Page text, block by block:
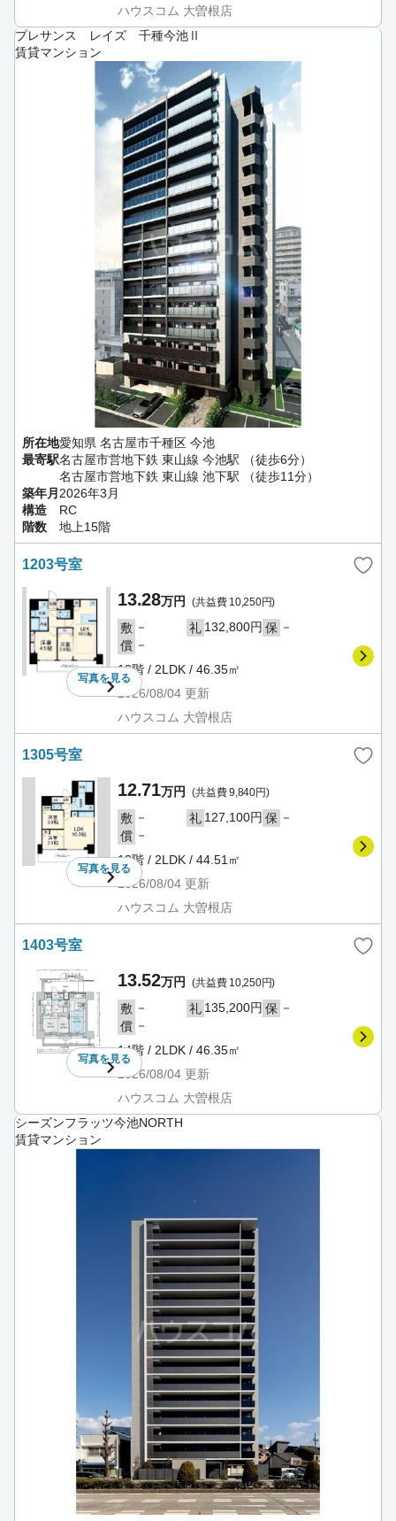
ハウスコム 大曽根店
プレサンス レイズ 千種今池Ⅱ
賃貸マンション
所在地愛知県 名古屋市千種区 今池
最寄駅名古屋市営地下鉄 東山線 今池駅 （徒歩6分）
名古屋市営地下鉄 東山線 池下駅 （徒歩11分）
築年月 2026年3月
構造
RC
階数
地上15階
1203号室
写真を見る
13.28万円 (共益費 10,250円)
敷 － 礼 132,800円 保 －
償 －
12階 / 2LDK / 46.35㎡
2026/08/04 更新
ハウスコム 大曽根店
1305号室
写真を見る
12.71万円 (共益費 9,840円)
敷 － 礼 127,100円 保 －
償 －
13階 / 2LDK / 44.51㎡
2026/08/04 更新
ハウスコム 大曽根店
1403号室
写真を見る
13.52万円 (共益費 10,250円)
敷 － 礼 135,200円 保 －
償 －
14階 / 2LDK / 46.35㎡
2026/08/04 更新
ハウスコム 大曽根店
シーズンフラッツ今池NORTH
賃貸マンション